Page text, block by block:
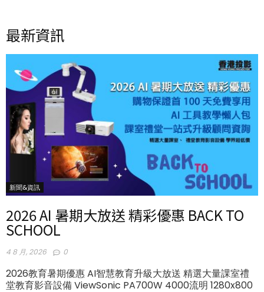
最新資訊
新聞&資訊
2026 AI 暑期大放送 精彩優惠 BACK TO
SCHOOL
4 8 月, 2026 0
2026教育暑期優惠 AI智慧教育升級大放送 精選大量課室禮
堂教育影音設備 ViewSonic PA700W 4000流明 1280x800